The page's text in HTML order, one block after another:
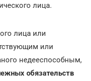
лица.
лица или
или
недееспособным,
обязательств